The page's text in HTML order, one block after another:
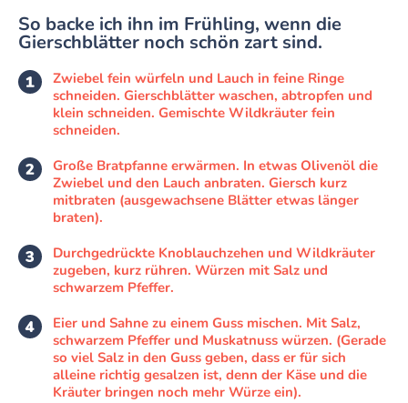
So backe ich ihn im Frühling, wenn die
Gierschblätter noch schön zart sind.
Zwiebel fein würfeln und Lauch in feine Ringe
schneiden. Gierschblätter waschen, abtropfen und
klein schneiden. Gemischte Wildkräuter fein
schneiden.
Große Bratpfanne erwärmen. In etwas Olivenöl die
Zwiebel und den Lauch anbraten. Giersch kurz
mitbraten (ausgewachsene Blätter etwas länger
braten).
Durchgedrückte Knoblauchzehen und Wildkräuter
zugeben, kurz rühren. Würzen mit Salz und
schwarzem Pfeffer.
Eier und Sahne zu einem Guss mischen. Mit Salz,
schwarzem Pfeffer und Muskatnuss würzen. (Gerade
so viel Salz in den Guss geben, dass er für sich
alleine richtig gesalzen ist, denn der Käse und die
Kräuter bringen noch mehr Würze ein).